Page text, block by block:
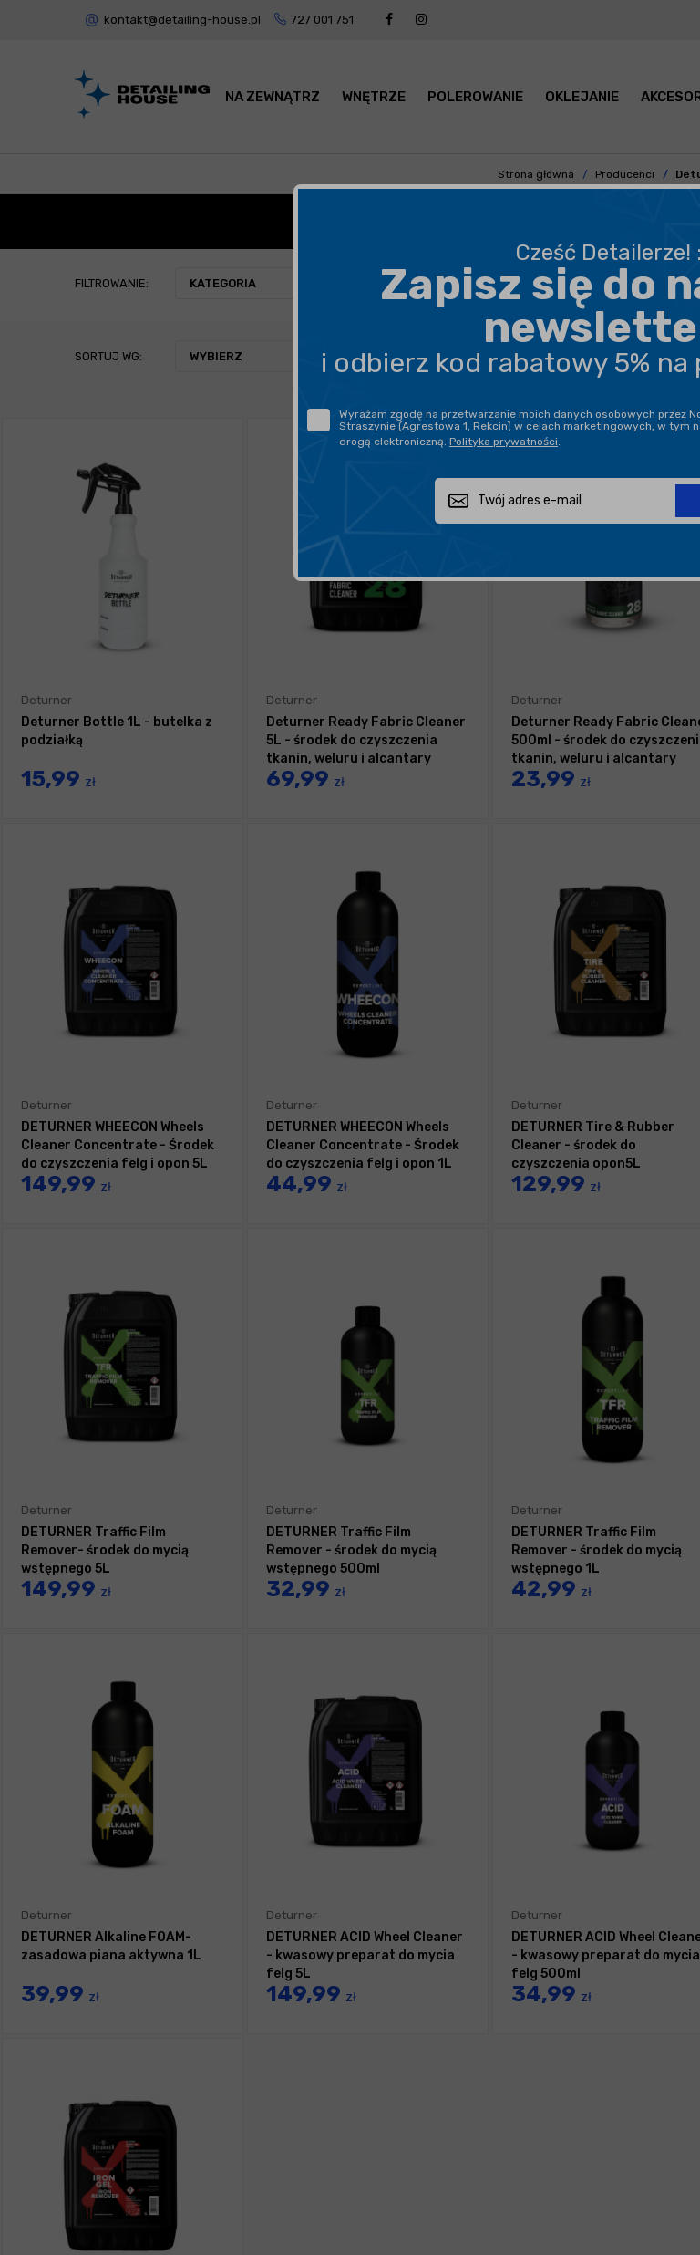
kontakt@detailing-house.pl 727 001 751
NA ZEWNĄTRZ WNĘTRZE POLEROWANIE OKLEJANIE
Strona główna Producenci
DETURNER - KOSMETYKI
FILTROWANIE: KATEGORIA PODKATEGORIA
SORTUJ WG: WYBIERZ POKAŻ PO:
21
Deturner
Deturner Bottle 1L - butelka z
podziałką
15,99 zł
Deturner
Deturner Ready Fabric Cleaner
5L - środek do czyszczenia
tkanin, weluru i alcantary
69,99 zł
Deturner
Deturner Ready Fabric
500ml - środek do
tkanin, weluru i alcantary
23,99 zł
Deturner
DETURNER WHEECON Wheels
Cleaner Concentrate - Środek
do czyszczenia felg i opon 5L
149,99 zł
Deturner
DETURNER WHEECON Wheels
Cleaner Concentrate - Środek
do czyszczenia felg i opon 1L
44,99 zł
Deturner
DETURNER Tire & Rubber
Cleaner - środek do
czyszczenia opon5L
129,99 zł
Deturner
DETURNER Traffic Film
Remover- środek do mycią
wstępnego 5L
149,99 zł
Deturner
DETURNER Traffic Film
Remover - środek do mycią
wstępnego 500ml
32,99 zł
Deturner
DETURNER Traffic Film
Remover - środek do mycią
wstępnego 1L
42,99 zł
Deturner
DETURNER Alkaline FOAM-
zasadowa piana aktywna 1L
39,99 zł
Deturner
DETURNER ACID Wheel Cleaner
- kwasowy preparat do mycia
felg 5L
149,99 zł
Deturner
DETURNER ACID Wheel
- kwasowy preparat do mycia
felg 500ml
34,99 zł
Cześć Detailerze!
Zapisz się do
i odbierz kod rabatowy 5%
Wyrażam zgodę na przetwarzanie moich danych osobowych przez
Straszynie (Agrestowa 1, Rekcin) w celach marketingowych, w tym
drogą elektroniczną. Polityka prywatności